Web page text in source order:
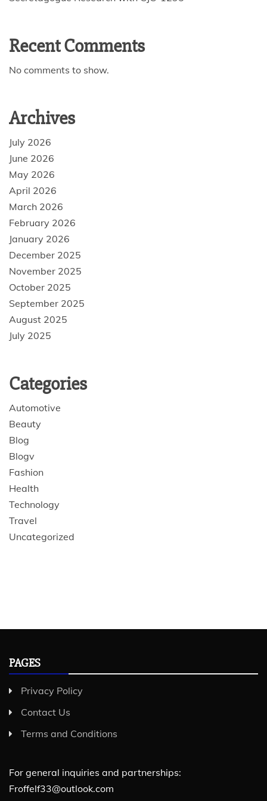
Recent Comments
No comments to show.
Archives
July 2026
June 2026
May 2026
April 2026
March 2026
February 2026
January 2026
December 2025
November 2025
October 2025
September 2025
August 2025
July 2025
Categories
Automotive
Beauty
Blog
Blogv
Fashion
Health
Technology
Travel
Uncategorized
PAGES
Privacy Policy
Contact Us
Terms and Conditions
For general inquiries and partnerships:
Froffelf33@outlook.com